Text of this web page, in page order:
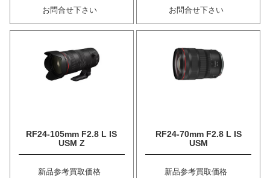
お問合せ下さい
お問合せ下さい
RF24-105mm F2.8 L IS
USM Z
新品参考買取価格
RF24-70mm F2.8 L IS
USM
新品参考買取価格